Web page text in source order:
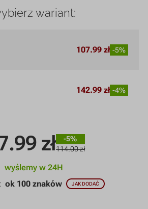
zł
-5%
114.00 zł
wyślemy w 24H
ok 100 znaków JAK DODAĆ
wariant:
107.99 zł -5%
142.99 zł -4%